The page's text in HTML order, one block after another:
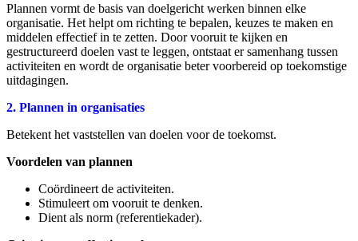
Plannen vormt de basis van doelgericht werken binnen elke
organisatie. Het helpt om richting te bepalen, keuzes te maken en
middelen effectief in te zetten. Door vooruit te kijken en
gestructureerd doelen vast te leggen, ontstaat er samenhang tussen
activiteiten en wordt de organisatie beter voorbereid op toekomstige
uitdagingen.
2. Plannen in organisaties
Betekent het vaststellen van doelen voor de toekomst.
Voordelen van plannen
Coördineert de activiteiten.
Stimuleert om vooruit te denken.
Dient als norm (referentiekader).